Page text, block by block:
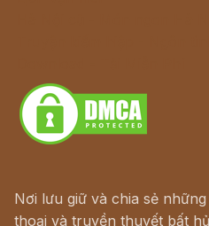
Nơi lưu giữ và chia sẻ
thoại và truyền thuyết bất